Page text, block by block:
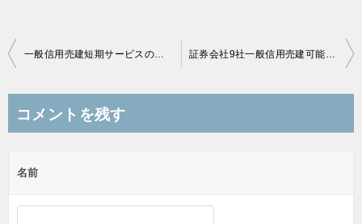
投
ビ
ー
シ
一般信用売建短期サービスの新規建解禁日を優待スケジュールに追加 証券会社9社一般信用売建可能リストのページを改修中
コメントを残す
名前